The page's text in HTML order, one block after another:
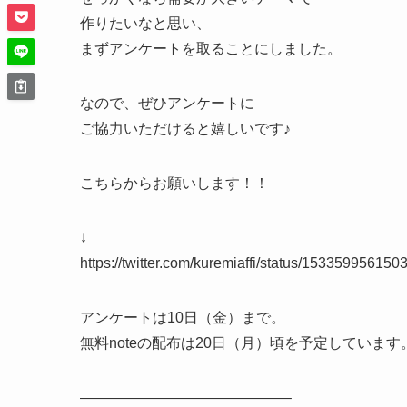
作りたいなと思い、
まずアンケートを取ることにしました。
なので、ぜひアンケートに
ご協力いただけると嬉しいです♪
こちらからお願いします！！
↓
https://twitter.com/kuremiaffi/status/
アンケートは10日（金）まで。
無料noteの配布は20日（月）頃を予定しています。
——————————————–